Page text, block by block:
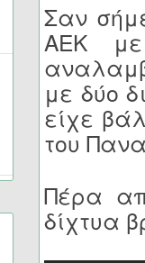
Σαν
ΑΕΚ
με δύο
είχε
του
Πέρα
δίχτυα